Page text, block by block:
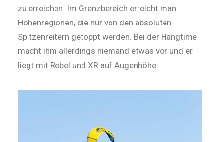
zu erreichen. Im Grenzbereich erreicht man
Höhenregionen, die nur von den absoluten
Spitzenreitern getoppt werden. Bei der Hang­time
macht ihm allerdings niemand etwas vor und er
liegt mit Rebel und XR auf Augenhöhe.